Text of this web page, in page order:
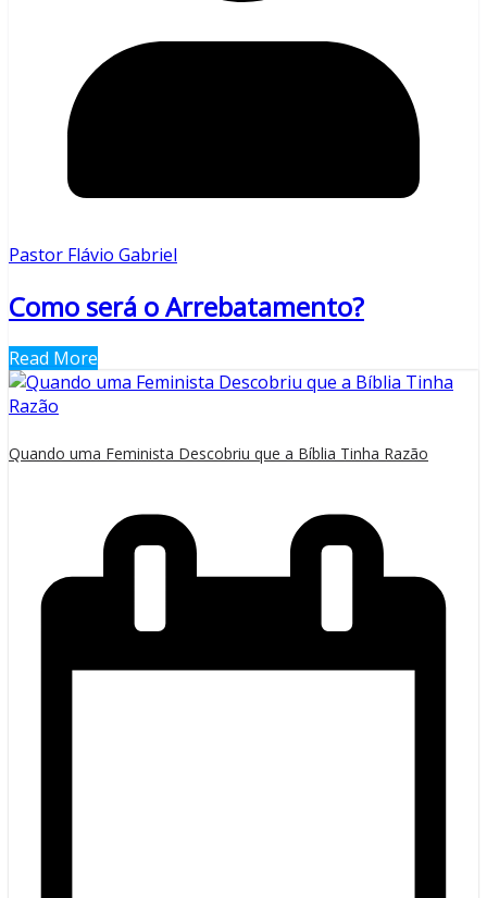
Pastor Flávio Gabriel
Como será o Arrebatamento?
Read More
Quando uma Feminista Descobriu que a Bíblia Tinha Razão